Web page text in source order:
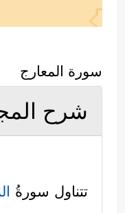
سورة المعارج
شرح
تتناول سورةُ